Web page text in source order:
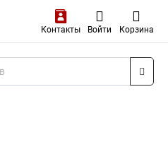
Контакты Войти Корзина